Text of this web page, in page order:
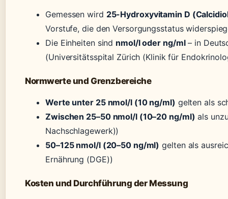
Gemessen wird 25-Hydroxyvitamin D
Vorstufe, die den Versorgungsstatus
Die Einheiten sind nmol/l oder ng/ml– in
(Universitätsspital Zürich (Klinik für
Normwerte und Grenzbereiche
Werte unter 25 nmol/l (10 ng/ml) gelten als
Zwischen 25–50 nmol/l (10–20 ng/ml) als
Nachschlagewerk))
50–125 nmol/l (20–50 ng/ml) gelten als
Ernährung (DGE))
Kosten und Durchführung der Messung